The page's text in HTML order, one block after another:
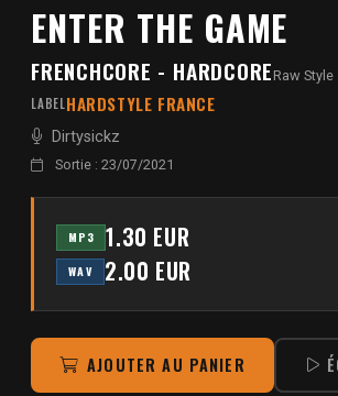
ENTER THE GAME
FRENCHCORE - HARDCORE Raw Style
LABELHARDSTYLE FRANCE
Dirtysickz
Sortie : 23/07/2021
MP3 1.30 EUR
WAV 2.00 EUR
AJOUTER AU PANIER